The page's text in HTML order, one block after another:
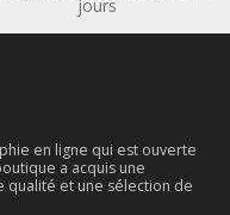
jours
en ligne qui est ouverte
a acquis une
qualité et une sélection de